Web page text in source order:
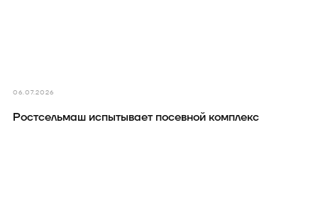
06.07.2026
Ростсельмаш испытывает посевной комплекс